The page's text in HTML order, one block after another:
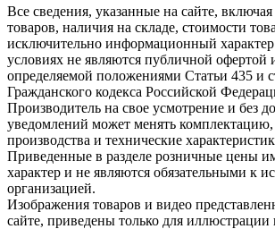
Все сведения, указанные на сайте,
товаров, наличия на складе, стоимости
исключительно информационный
условиях не являются публичной офертой
определяемой положениями Статьи 435 и
Гражданского кодекса Российской
Производитель на свое усмотрение и без
уведомлений может менять
производства и технические
Приведенные в разделе розничные цены
характер и не являются обязательными к
организацией.
Изображения товаров и видео
сайте, приведены только для иллюстрации